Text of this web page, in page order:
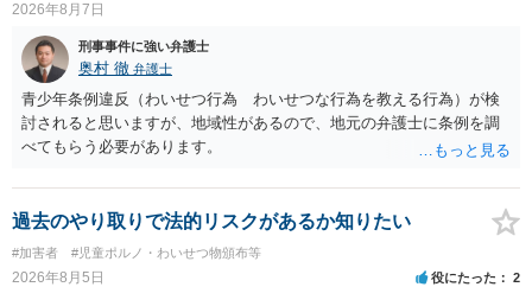
2026年8月7日
刑事事件に強い弁護士
奥村 徹 弁護士
青少年条例違反（わいせつ行為 わいせつな行為を教える行為）が検
討されると思いますが、地域性があるので、地元の弁護士に条例を調
べてもらう必要があります。
過去のやり取りで法的リスクがあるか知りたい
#加害者 #児童ポルノ・わいせつ物頒布等
2026年8月5日 役にたった 2